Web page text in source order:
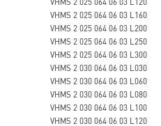
VHMS 2 025 064 06 03 L160
VHMS 2 025 064 06 03 L200
VHMS 2 025 064 06 03 L250
VHMS 2 025 064 06 03 L300
VHMS 2 030 064 06 03 L030
VHMS 2 030 064 06 03 L060
VHMS 2 030 064 06 03 L080
VHMS 2 030 064 06 03 L100
VHMS 2 030 064 06 03 L120